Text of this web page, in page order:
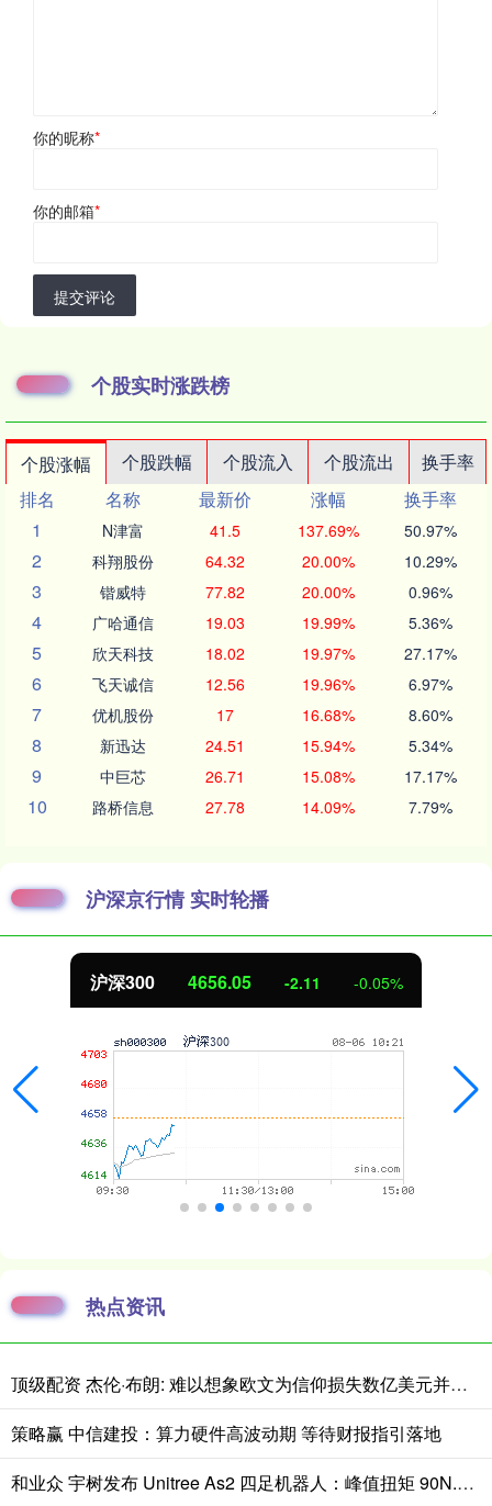
你的昵称*
你的邮箱*
提交评论
个股实时涨跌榜
个股涨幅 个股跌幅 个股流入 个股流出
换手率
排名
名称 最新价 涨幅
换手率
1
N津富 41.5 137.69% 50.97%
2 科翔股份 64.32 20.00% 10.29%
3 锴威特 77.82 20.00% 0.96%
4 广哈通信 19.03 19.99% 5.36%
5 欣天科技 18.02 19.97% 27.17%
6 飞天诚信 12.56 19.96% 6.97%
7 优机股份 17 16.68% 8.60%
8 新迅达 24.51 15.94% 5.34%
9 中巨芯 26.71 15.08% 17.17%
10 路桥信息 27.78 14.09% 7.79%
沪深京行情 实时轮播
北证50 1125.83 6.37
热点资讯
顶级配资 杰伦·布朗: 难以想象欧文为信仰损失数亿美元并被耐克解约有多难
策略赢 中信建投：算力硬件高波动期 等待财报指引落地
和业众 宇树发布 Unitree As2 四足机器人：峰值扭矩 90N.m，续航超 13km